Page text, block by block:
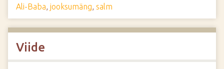
Ali-Baba, jooksumäng, salm
Viide